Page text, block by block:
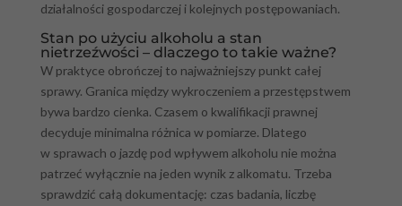
działalności gospodarczej i kolejnych postępowaniach.
Stan po użyciu alkoholu a stan
nietrzeźwości – dlaczego to takie ważne?
W praktyce obrończej to najważniejszy punkt całej
sprawy. Granica między wykroczeniem a przestępstwem
bywa bardzo cienka. Czasem o kwalifikacji prawnej
decyduje minimalna różnica w pomiarze. Dlatego
w sprawach o jazdę pod wpływem alkoholu nie można
patrzeć wyłącznie na jeden wynik z alkomatu. Trzeba
sprawdzić całą dokumentację: czas badania, liczbę